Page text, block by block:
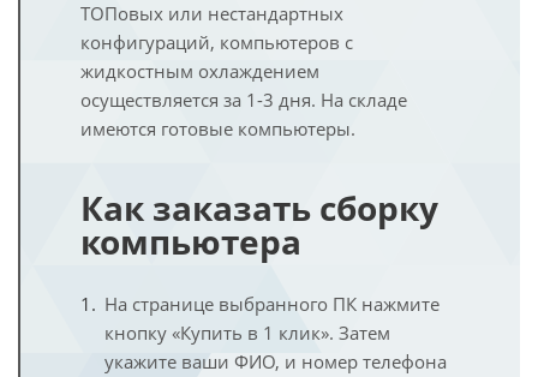
ТОПовых или нестандартных
конфигураций, компьютеров с
жидкостным охлаждением
осуществляется за 1-3 дня. На складе
имеются готовые компьютеры.
Как заказать сборку
компьютера
На странице выбранного ПК нажмите
кнопку «Купить в 1 клик». Затем
укажите ваши ФИО, и номер телефона